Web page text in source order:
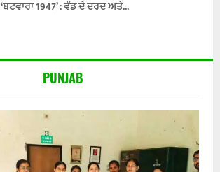
‘ਬਟਵਾਰਾ 1947’ : ਵੰਡ ਦੇ ਦਰਦ ਅਤੇ...
PUNJAB